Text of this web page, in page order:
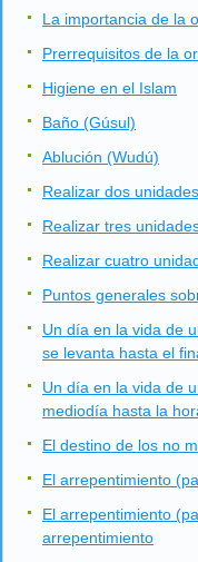
La importancia de la
Prerrequisitos de la
Higiene en el Islam
Baño (Gúsul)
Ablución (Wudú)
Realizar dos
Realizar tres
Realizar cuatro
Puntos generales
Un día en la vida de
se levanta hasta el
Un día en la vida de
mediodía hasta la
El destino de los no
El arrepentimiento
El arrepentimiento
arrepentimiento